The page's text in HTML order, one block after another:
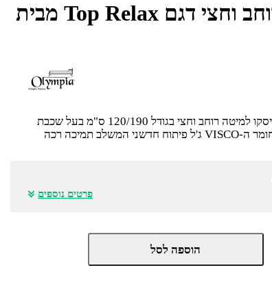
מזרן ויסקו למיטה ברוחב וחצי דגם Top Relax מבית
מזרן עשוי פולימר ללא קפיצים בשילוב ויסקו למיטה רוחב וחצי בגודל 120/190 ס"מ בעל שכבת
פילוטופ מפנקת במיוחד עשויה בשילוב חומר ה-VISCO ג'ל פיתוח חדשני המשלב תמיכה רכה
פרטים נוספים
כמות
מזרן
הוספה לסל